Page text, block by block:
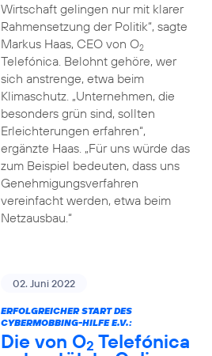
Wirtschaft gelingen nur mit klarer
Rahmensetzung der Politik“, sagte
Markus Haas, CEO von O2
Telefónica. Belohnt gehöre, wer
sich anstrenge, etwa beim
Klimaschutz. „Unternehmen, die
besonders grün sind, sollten
Erleichterungen erfahren“,
ergänzte Haas. „Für uns würde das
zum Beispiel bedeuten, dass uns
Genehmigungsverfahren
vereinfacht werden, etwa beim
Netzausbau.“
02. Juni 2022
ERFOLGREICHER START DES
CYBERMOBBING-HILFE E.V.:
Die von O2 Telefónica